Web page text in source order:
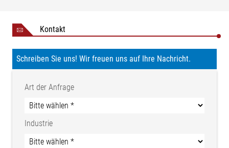
Kontakt
Schreiben Sie uns! Wir freuen uns auf Ihre Nachricht.
Art der Anfrage
Industrie